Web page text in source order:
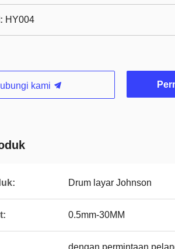
HY004
kami
Drum layar Johnson
0.5mm-30MM
dengan permintaan